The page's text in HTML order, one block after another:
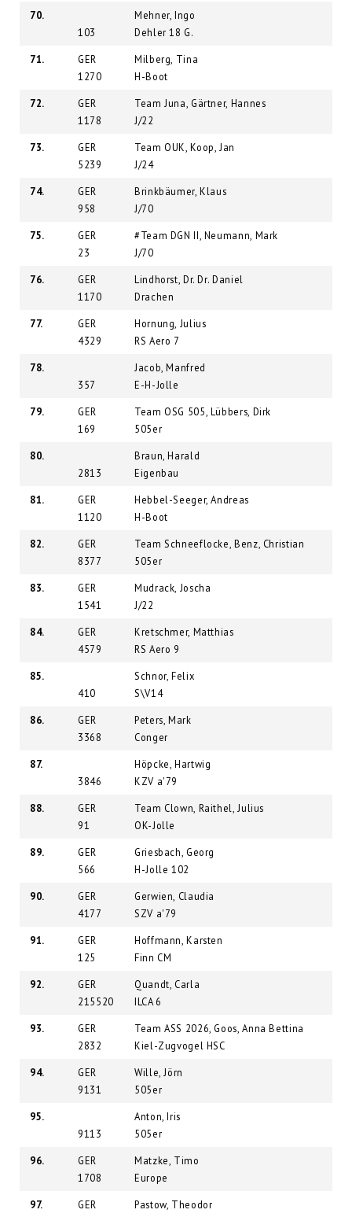
70.
103
Mehner, Ingo
Dehler 18 G.
71.
GER
1270
Milberg, Tina
H-Boot
72.
GER
1178
Team Juna, Gärtner, Hannes
J/22
73.
GER
5239
Team OUK, Koop, Jan
J/24
74.
GER
958
Brinkbäumer, Klaus
J/70
75.
GER
23
#Team DGN II, Neumann, Mark
J/70
76.
GER
1170
Lindhorst, Dr. Dr. Daniel
Drachen
77.
GER
4329
Hornung, Julius
RS Aero 7
78.
357
Jacob, Manfred
E-H-Jolle
79.
GER
169
Team OSG 505, Lübbers, Dirk
505er
80.
2813
Braun, Harald
Eigenbau
81.
GER
1120
Hebbel-Seeger, Andreas
H-Boot
82.
GER
8377
Team Schneeflocke, Benz, Christian
505er
83.
GER
1541
Mudrack, Joscha
J/22
84.
GER
4579
Kretschmer, Matthias
RS Aero 9
85.
410
Schnor, Felix
S\V14
86.
GER
3368
Peters, Mark
Conger
87.
3846
Höpcke, Hartwig
KZV a'79
88.
GER
91
Team Clown, Raithel, Julius
OK-Jolle
89.
GER
566
Griesbach, Georg
H-Jolle 102
90.
GER
4177
Gerwien, Claudia
SZV a'79
91.
GER
125
Hoffmann, Karsten
Finn CM
92.
GER
215520
Quandt, Carla
ILCA 6
93.
GER
2832
Team ASS 2026, Goos, Anna Bettina
Kiel-Zugvogel HSC
94.
GER
9131
Wille, Jörn
505er
95.
9113
Anton, Iris
505er
96.
GER
1708
Matzke, Timo
Europe
97.
GER
Pastow, Theodor